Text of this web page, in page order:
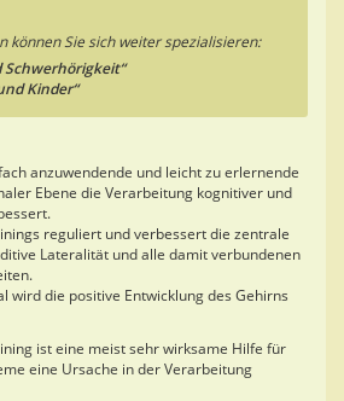
können Sie sich weiter spezialisieren:
Kinder“
anzuwendende und leicht zu erlernende
Ebene die Verarbeitung kognitiver und
reguliert und verbessert die zentrale
Lateralität und alle damit verbundenen
wird die positive Entwicklung des Gehirns
ist eine meist sehr wirksame Hilfe für
eine Ursache in der Verarbeitung